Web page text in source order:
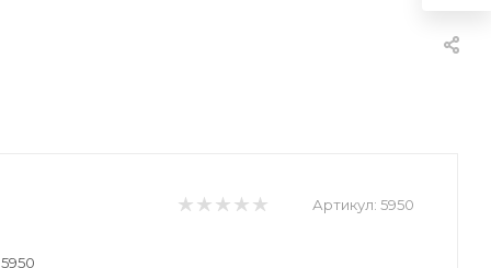
Артикул: 5950